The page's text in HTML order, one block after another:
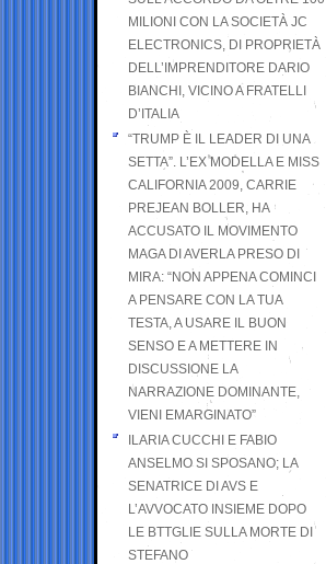
MILIONI CON LA SOCIETÀ JC
ELECTRONICS, DI PROPRIETÀ
DELL’IMPRENDITORE DARIO
BIANCHI, VICINO A FRATELLI
D’ITALIA
“TRUMP È IL LEADER DI UNA
SETTA”. L’EX MODELLA E MISS
CALIFORNIA 2009, CARRIE
PREJEAN BOLLER, HA
ACCUSATO IL MOVIMENTO
MAGA DI AVERLA PRESO DI
MIRA: “NON APPENA COMINCI
A PENSARE CON LA TUA
TESTA, A USARE IL BUON
SENSO E A METTERE IN
DISCUSSIONE LA
NARRAZIONE DOMINANTE,
VIENI EMARGINATO”
ILARIA CUCCHI E FABIO
ANSELMO SI SPOSANO; LA
SENATRICE DI AVS E
L’AVVOCATO INSIEME DOPO
LE BTTGLIE SULLA MORTE DI
STEFANO